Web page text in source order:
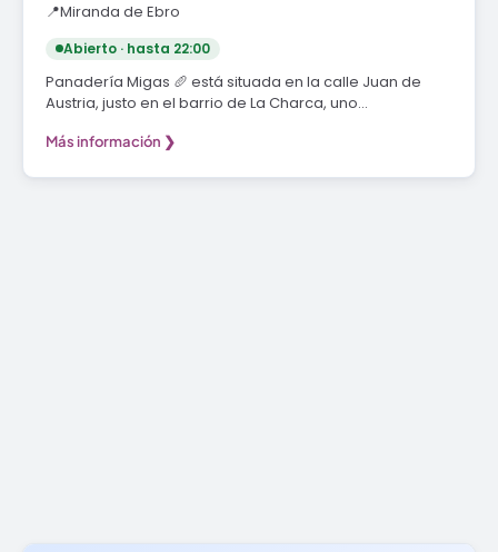
📍Miranda de Ebro
Abierto · hasta 22:00
Panadería Migas 🥖 está situada en la calle Juan de
Austria, justo en el barrio de La Charca, uno…
Más información ❯